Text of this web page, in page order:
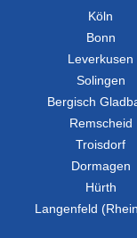
Köln
Bonn
Leverkusen
Solingen
Bergisch
Remscheid
Troisdorf
Dormagen
Hürth
Langenfeld